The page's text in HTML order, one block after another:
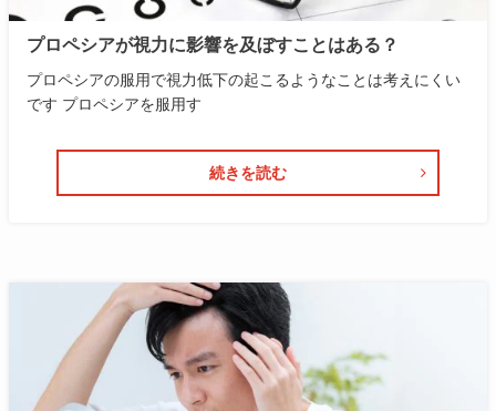
プロペシアが視力に影響を及ぼすことはある？
プロペシアの服用で視力低下の起こるようなことは考えにくい
です プロペシアを服用す
続きを読む